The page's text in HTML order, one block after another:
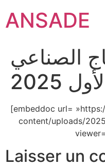
ANSADE
الصناعي
2025
[embeddoc url=
content/uploads/
Laisser un